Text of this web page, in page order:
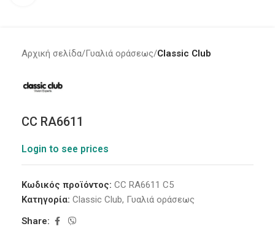
Αρχική σελίδα Γυαλιά οράσεως Classic Club
CC RA6611
Login to see prices
Κωδικός προϊόντος: CC RA6611 C5
Κατηγορία: Classic Club, Γυαλιά οράσεως
Share: